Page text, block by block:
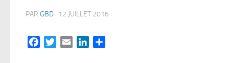
PAR GBD · 12 JUILLET 2016
FacebookTwitterEmail LinkedIn